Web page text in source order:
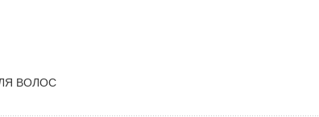
ВОЛОС